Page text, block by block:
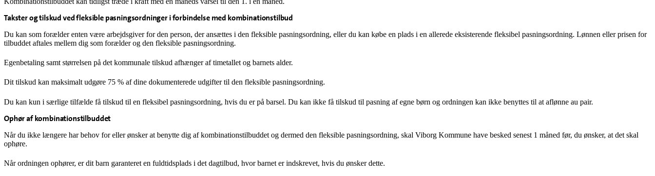
Takster og tilskud ved fleksible pasningsordninger i forbindelse med kombinationstilbud
Du kan som forælder enten være arbejdsgiver for den person, der ansættes i den fleksible pasningsordning, eller du kan købe en plads i en allerede eksisterende fleksibel pasningsordning. Lønnen eller prisen for
tilbuddet aftales mellem dig som forælder og den fleksible pasningsordning.
Egenbetaling samt størrelsen på det kommunale tilskud afhænger af timetallet og barnets alder.
Dit tilskud kan maksimalt udgøre 75 % af dine dokumenterede udgifter til den fleksible pasningsordning.
Du kan kun i særlige tilfælde få tilskud til en fleksibel pasningsordning, hvis du er på barsel. Du kan ikke få tilskud til pasning af egne børn og ordningen kan ikke benyttes til at aflønne au pair.
Ophør af kombinationstilbuddet
Når du ikke længere har behov for eller ønsker at benytte dig af kombinationstilbuddet og dermed den fleksible pasningsordning, skal Viborg Kommune have besked senest 1 måned før, du ønsker, at det skal
ophøre.
Når ordningen ophører, er dit barn garanteret en fuldtidsplads i det dagtilbud, hvor barnet er indskrevet, hvis du ønsker dette.